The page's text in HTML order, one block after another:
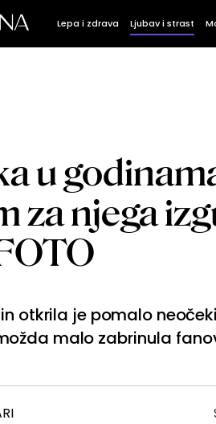
Lepa i zdrava Ljubav i strast
u
za njega
otkrila je pomalo
malo zabrinula